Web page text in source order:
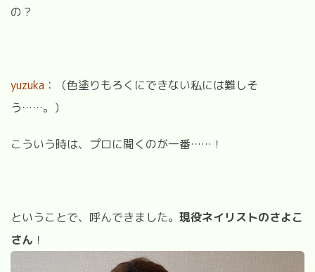
の？
yuzuka ：（色塗りもろくにできない私には難しそ
う……。）
こういう時は、プロに聞くのが一番……！
ということで、呼んできました。 現役ネイリストのさよこ
さん ！